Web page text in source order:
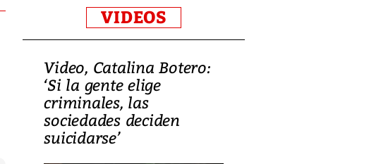
VIDEOS
Video, Catalina Botero:
‘Si la gente elige
criminales, las
sociedades deciden
suicidarse’